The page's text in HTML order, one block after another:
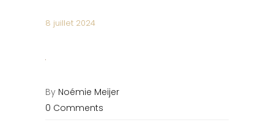
8 juillet 2024
By Noémie Meijer
0 Comments